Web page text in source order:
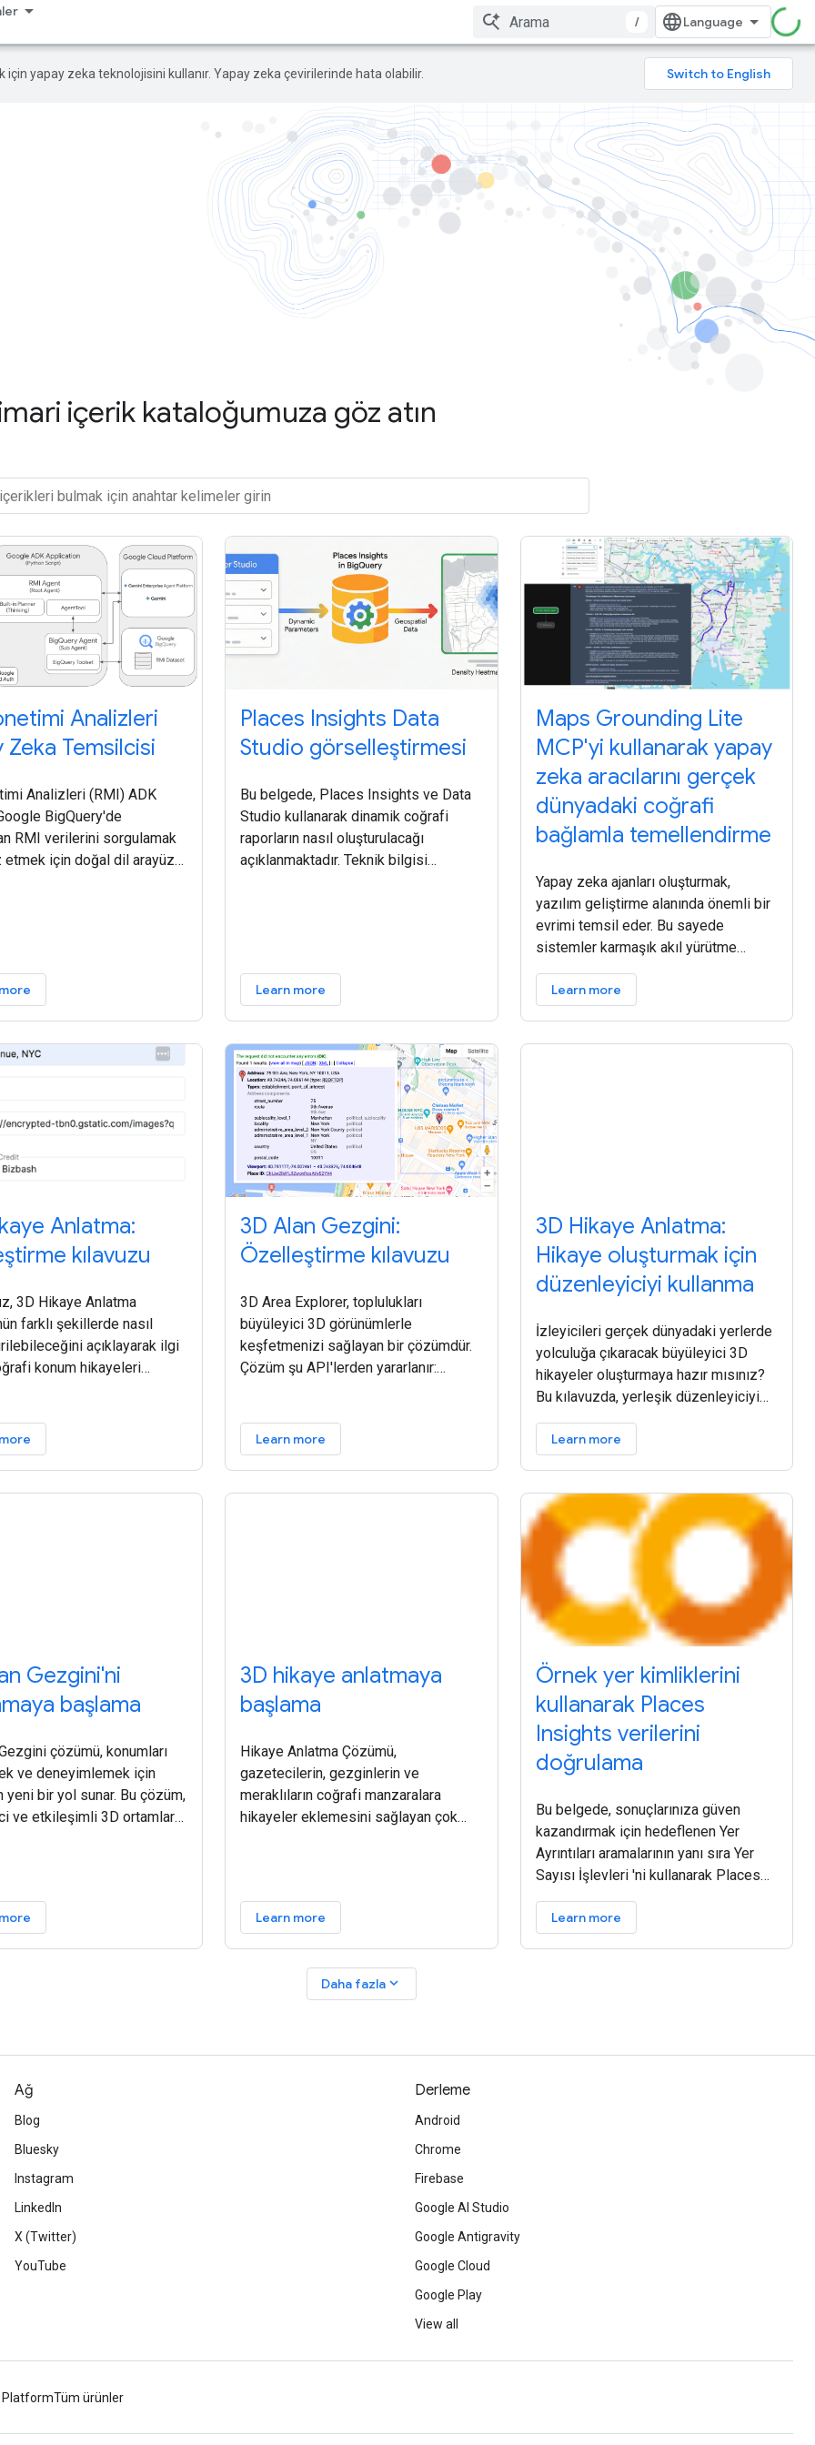
/
yapay zeka teknolojisini kullanır. Yapay zeka çevirilerinde hata olabilir.
içerik kataloğumuza göz atın
Analizleri
Zeka Temsilcisi
Analizleri (RMI) ADK
BigQuery'de
RMI verilerini sorgulamak
etmek için doğal dil arayüzü
Places Insights Data
Studio görselleştirmesi
Bu belgede, Places Insights ve Data
Studio kullanarak dinamik coğrafi
raporların nasıl oluşturulacağı
açıklanmaktadır. Teknik bilgisi
Learn more
Maps Grounding Lite
MCP'yi kullanarak yapay
zeka aracılarını gerçek
dünyadaki coğrafi
bağlamla temellendirme
Yapay zeka ajanları oluşturmak,
yazılım geliştirme alanında önemli bir
evrimi temsil eder. Bu sayede
sistemler karmaşık akıl yürütme
işlemleri gerçekleştirebilir ve daha
bağımsız bir şekilde çalışabilir. Ancak
Learn more
Anlatma:
kılavuzu
3D Hikaye Anlatma
farklı şekillerde nasıl
açıklayarak ilgi
konum hikayeleri
esnekliğine sahip
3D Alan Gezgini:
Özelleştirme kılavuzu
3D Area Explorer, toplulukları
büyüleyici 3D görünümlerle
keşfetmenizi sağlayan bir çözümdür.
Çözüm şu API'lerden yararlanır:
ve Otomatik Tamamlama. Etkinleştir
3D Alan Gezgini çözümü,
Learn more
3D Hikaye Anlatma:
Hikaye oluşturmak için
düzenleyiciyi kullanma
İzleyicileri gerçek dünyadaki yerlerde
yolculuğa çıkaracak büyüleyici 3D
hikayeler oluşturmaya hazır mısınız?
Bu kılavuzda, yerleşik düzenleyiciyi
kullanarak nasıl yeni bir hikaye
oluşturacağınız gösterilmektedir.
Learn more
Gezgini'ni
başlama
çözümü, konumları
ve deneyimlemek için
yeni bir yol sunar. Bu çözüm,
ve etkileşimli 3D ortamlar
3D hikaye anlatmaya
başlama
Hikaye Anlatma Çözümü,
gazetecilerin, gezginlerin ve
meraklıların coğrafi manzaralara
hikayeler eklemesini sağlayan çok
hayat bulduğu
Learn more
Örnek yer kimliklerini
kullanarak Places
Insights verilerini
doğrulama
Bu belgede, sonuçlarınıza güven
kazandırmak için hedeflenen Yer
Ayrıntıları aramalarının yanı sıra Yer
Sayısı İşlevleri 'ni kullanarak Places
verilerini nasıl kullanacağınızı
Learn more
Daha fazlaexpand_more
Ağ
Blog
Bluesky
Instagram
LinkedIn
X (Twitter)
YouTube
Derleme
Android
Chrome
Firebase
Google AI Studio
Google Antigravity
Google Cloud
Google Play
View all
PlatformTüm ürünler